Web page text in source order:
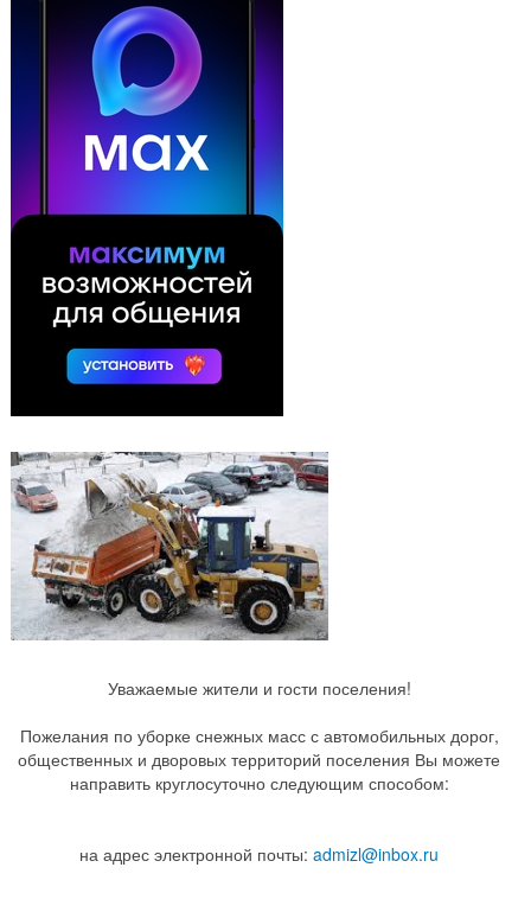
Уважаемые жители и гости поселения!
Пожелания по уборке снежных масс с автомобильных дорог,
общественных и дворовых территорий поселения Вы можете
направить круглосуточно следующим способом:
на адрес электронной почты: admizl@inbox.ru